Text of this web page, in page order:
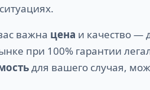
важна цена и качество —
при 100% гарантии
для вашего случая,